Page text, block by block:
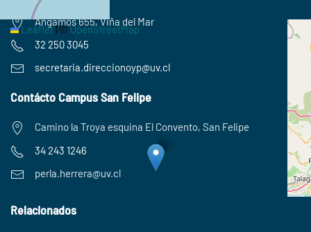
Leaflet|©OpenStreetMap
Angamos 655, Viña del Mar
32 250 3045
secretaria.direccionoyp@uv.cl
Contácto Campus San Felipe
Camino la Troya esquina El Convento, San Felipe
34 243 1246
perla.herrera@uv.cl
Relacionados